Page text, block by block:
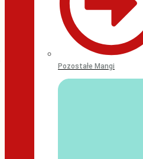
Pozostałe Mangi